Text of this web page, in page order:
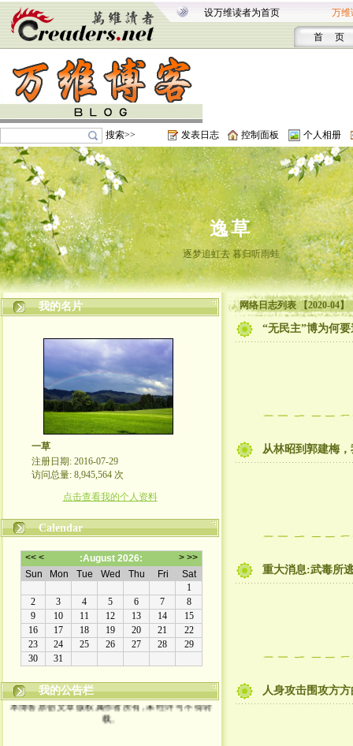
设万维读者为首页 万维
首 页
搜索>> 发表日志 控制面板 个人相册
逸草
逐梦追虹去 暮归听雨蛙
我的名片
一草
注册日期: 2016-07-29
访问总量: 8,945,564 次
点击查看我的个人资料
Calendar
我的公告栏
本博客原创文章版权属作者所有, 未经许可不得转
载。
网络日志列表 【2020-04】
“无民主”博为何
从林昭到郭建梅
重大消息:武毒所
人身攻击围攻方